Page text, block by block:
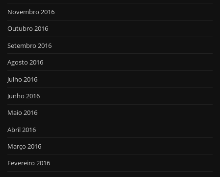
Novembro 2016
Outubro 2016
Setembro 2016
Agosto 2016
Julho 2016
Junho 2016
Maio 2016
Abril 2016
Março 2016
Fevereiro 2016